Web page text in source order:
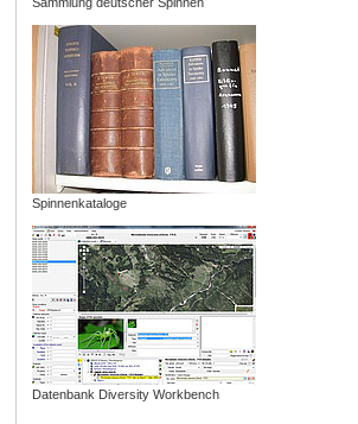
Spinnenkataloge
Datenbank Diversity Workbench